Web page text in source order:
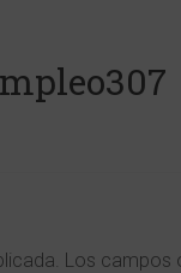
Los campos